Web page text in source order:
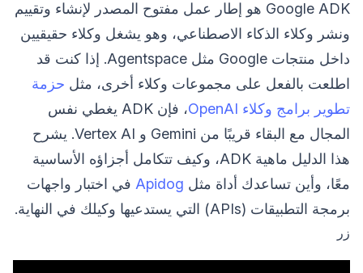
Google ADK هو إطار عمل مفتوح المصدر لإنشاء وتقييم
ونشر وكلاء الذكاء الاصطناعي، وهو يشغل وكلاء حقيقيين
داخل منتجات Google مثل Agentspace. إذا كنت قد
اطلعت بالفعل على مجموعات وكلاء أخرى، مثل حزمة
تطوير برامج وكلاء OpenAI
، فإن ADK يغطي نفس
المجال مع البقاء قريبًا من Gemini و Vertex AI. يشرح
هذا الدليل ماهية ADK، وكيف تتكامل أجزاؤه الأساسية
معًا، وأين تساعدك أداة مثل Apidog في اختبار واجهات
برمجة التطبيقات (APIs) التي يستدعيها وكيلك في النهاية.
زر